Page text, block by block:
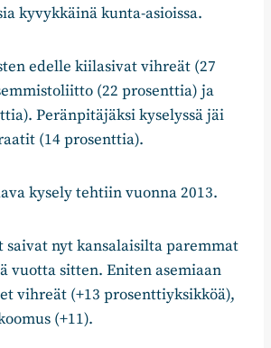
kyvykkäinä kunta-asioissa.
edelle kiilasivat vihreät (27
(22 prosenttia) ja
Peränpitäjäksi kyselyssä jäi
(14 prosenttia).
kysely tehtiin vuonna 2013.
saivat nyt kansalaisilta paremmat
vuotta sitten. Eniten asemiaan
vihreät (+13 prosenttiyksikköä),
(+11).